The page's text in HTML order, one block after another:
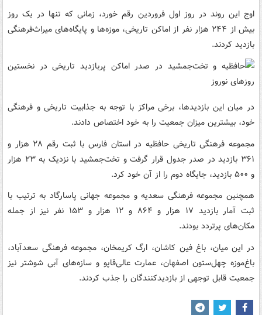
اوج این روند در روز اول فروردین رقم خورد، زمانی که تنها در یک روز
بیش از ۲۴۴ هزار نفر از اماکن تاریخی، موزه‌ها و پایگاه‌های میراث‌فرهنگی
بازدید کردند.
در میان این بازدیدها، برخی مراکز با توجه به جذابیت تاریخی و فرهنگی
خود، بیشترین میزان جمعیت را به خود اختصاص دادند.
مجموعه فرهنگی تاریخی حافظیه در استان فارس با ثبت رقم ۲۸ هزار و
۳۶۱ بازدید در صدر جدول قرار گرفت و تخت‌جمشید با نزدیک به ۲۳ هزار
و ۵۰۰ بازدید، جایگاه دوم را از آن خود کرد.
همچنین مجموعه فرهنگی سعدیه و مجموعه جهانی پاسارگاد به ترتیب با
ثبت آمار بازدید ۱۷ هزار و ۸۶۴ و ۱۲ هزار و ۱۵۳ نفر نیز از جمله
مکان‌های پرتردد بودند.
در این میان، باغ فین کاشان، ارگ کریمخان، مجموعه فرهنگی سعدآباد،
باغ‌موزه چهل‌ستون اصفهان، عمارت عالی‌قاپو و سازه‌های آبی شوشتر نیز
جمعیت قابل توجهی از بازدیدکنندگان را جذب کردند.